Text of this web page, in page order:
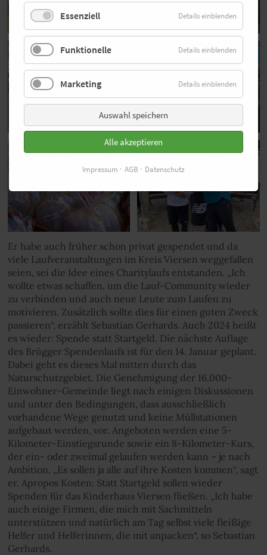
Er habe auch früher schon privat gespendet und da
viele Laufveranstaltungen im Kreis Viersen weggefallen
seien, sei die Idee eines Charitylaufs entstanden. „Ich
wollte etwas schaffen, um die Lauf-Community wieder
zu verbinden und auch neue Leute zum Laufen zu
motivieren. Zusätzlich sollte dies für einen guten Zweck
passieren“, erzählt Sebastian Gerhards. Auch 2024 heißt
es wieder: Spende statt Startgeld. Die nächste Auflage
des Brügger Spendenlaufs ist für den 14. Januar geplant.
Dabei geht es dieses Mal mitten durch das
Naturschutzgebiet. Die Genehmigung der 16.000-
Einwohner-Gemeinde liegt nach einigen Diskussionen
und unter den Bedingungen, dass ausschließlich
vorhandene Wege genutzt und keine Müllstationen
aufgebaut werden, vor. Angeboten werden eine 5-
Kilometer-Einstiegsrunde sowie ein 8-Kilometer-Kurs,
der ein- oder zweimal gelaufen werden kann – je nach
Ambition. „Es sollen ja alle auf ihre Kosten kommen“, sagt
er. Apropos Kosten: Statt Startgeld sollen wieder
Spenden für das Kinderhaus Viersen fließen. „Ich habe
auch einige Firmen, die mich mit Sachmitteln
unterstützen und natürlich am Tag selbst viele fleißige
Helfer und Helferinnen, die mit anpacken“, so Sebastian
Gerhards.
Essenziell Details einblenden
Funktionelle Details einblenden
Marketing Details einblenden
Auswahl speichern
Alle akzeptieren
Impressum AGB Datenschutz